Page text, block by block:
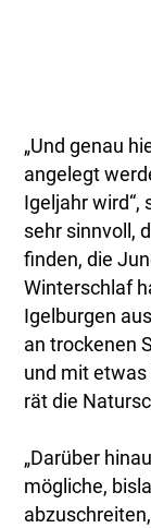
„Und genau
angelegt
Igeljahr
sehr sinnvoll,
finden, die
Winterschlaf
Igelburgen
an trockenen
und mit etwas
rät die
„Darüber
mögliche,